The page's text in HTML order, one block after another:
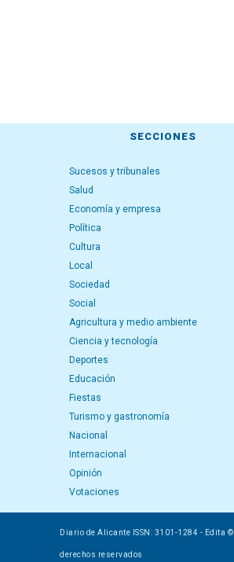
SECCIONES
Sucesos y tribunales
Salud
Economía y empresa
Política
Cultura
Local
Sociedad
Social
Agricultura y medio ambiente
Ciencia y tecnología
Deportes
Educación
Fiestas
Turismo y gastronomía
Nacional
Internacional
Opinión
Votaciones
Diario de Alicante ISSN: 3101-1284 - Edita ©
derechos reservados